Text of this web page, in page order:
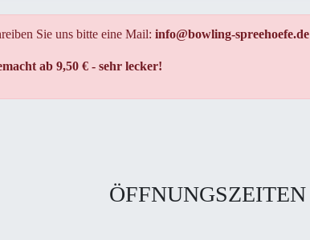
Sie uns bitte eine Mail: info@bowling-spreehoefe.de
ab 9,50 € - sehr lecker!
ÖFFNUNGSZEITEN